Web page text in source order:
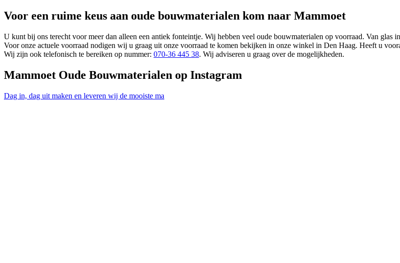
Voor een ruime keus aan oude bouwmaterialen kom naar Mammoet
U kunt bij ons terecht voor meer dan alleen een antiek fonteintje. Wij hebben veel oude bouwmaterialen op voorraad. Van glas
Voor onze actuele voorraad nodigen wij u graag uit onze voorraad te komen bekijken in onze winkel in Den Haag. Heeft u
Wij zijn ook telefonisch te bereiken op nummer: 070-36 445 38. Wij adviseren u graag over de mogelijkheden.
Mammoet Oude Bouwmaterialen op Instagram
Dag in, dag uit maken en leveren wij de mooiste ma